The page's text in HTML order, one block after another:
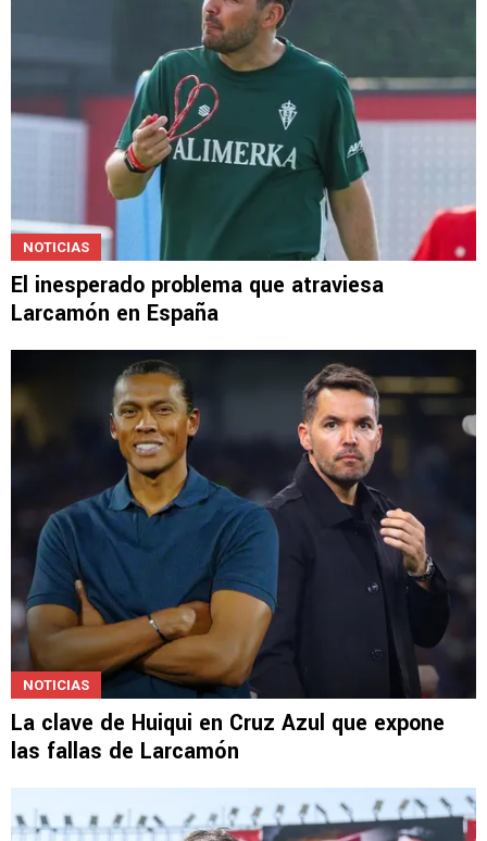
El inesperado problema que atraviesa
Larcamón en España
La clave de Huiqui en Cruz Azul que expone